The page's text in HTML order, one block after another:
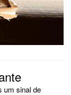
um sinal de